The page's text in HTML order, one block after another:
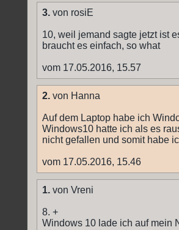
3. von rosiE
10, weil jemand sagte jetzt ist
braucht es einfach, so what
vom 17.05.2016, 15.57
2. von Hanna
Auf dem Laptop habe ich
Windows10 hatte ich als es
nicht gefallen und somit habe
vom 17.05.2016, 15.46
1. von Vreni
8. +
Windows 10 lade ich auf mein